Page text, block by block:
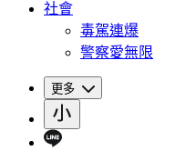
社會
毒駕連爆
警察愛無限
更多